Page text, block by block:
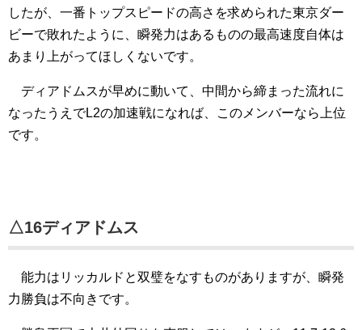
したが、一番トップスピードの高さを求められた東京ダー
ビーで敗れたように、瞬発力はあるものの最高速度自体は
あまり上がってほしくないです。
ディアドムスが早めに動いて、中間から締まった流れに
なったうえでL2の加速戦になれば、このメンバーなら上位
です。
△16ディアドムス
能力はリッカルドと双璧をなすものがありますが、瞬発
力勝負は不向きです。